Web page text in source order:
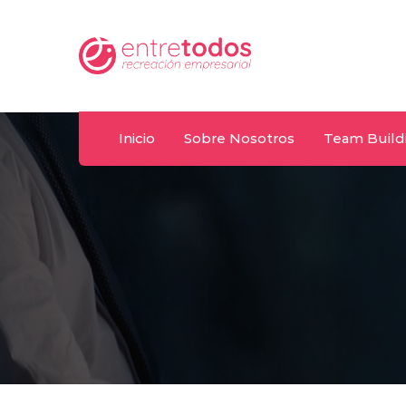
Whatsapp
092 487 198
Inicio Sobre Nosotros Team